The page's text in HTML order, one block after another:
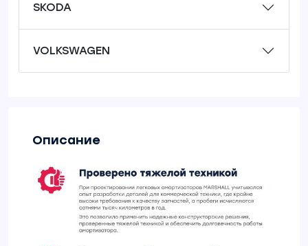
SKODA
VOLKSWAGEN
Описание